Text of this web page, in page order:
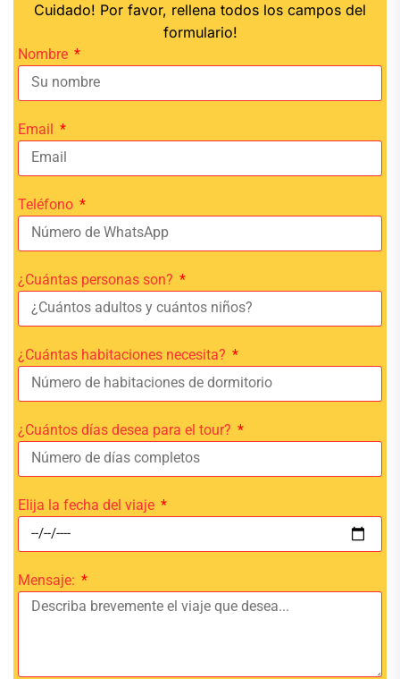
Cuidado! Por favor, rellena todos los campos del
formulario!
Nombre
Email
Teléfono
¿Cuántas personas son?
¿Cuántas habitaciones necesita?
¿Cuántos días desea para el tour?
Elija la fecha del viaje
Mensaje: